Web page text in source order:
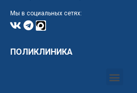
Мы в социальных сетях:
ПОЛИКЛИНИКА